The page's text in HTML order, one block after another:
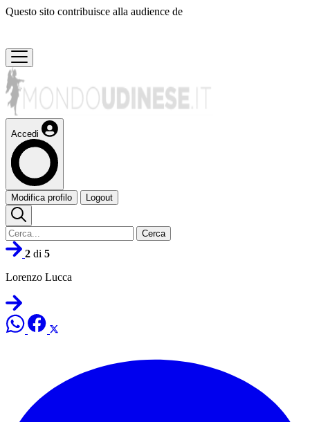
Questo sito contribuisce alla audience de
Accedi
Modifica profilo Logout
Cerca
2 di 5
Lorenzo Lucca